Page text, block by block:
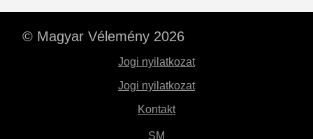
© Magyar Vélemény 2026
Jogi nyilatkozat
Jogi nyilatkozat
Kontakt
SM